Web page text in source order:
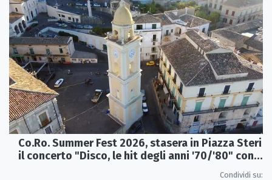
Co.Ro. Summer Fest 2026, stasera in Piazza Steri
il concerto "Disco, le hit degli anni '70/'80" con
Condividi su: